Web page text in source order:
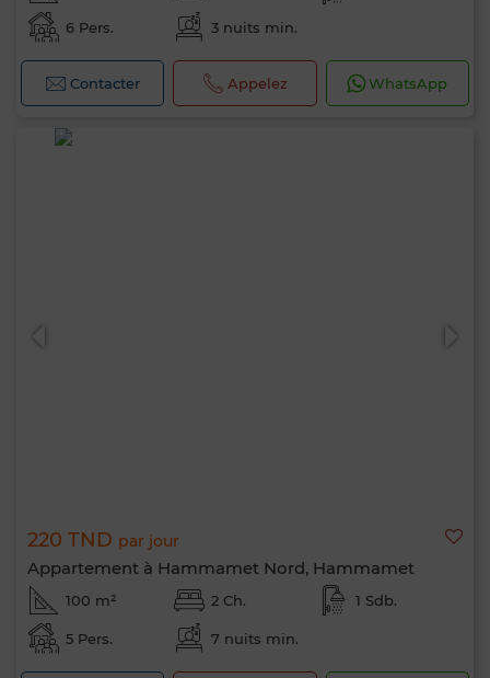
6 Pers. 3 nuits min.
Contacter Appelez WhatsApp
220 TND par jour
Appartement à Hammamet Nord, Hammamet
100 m² 2 Ch. 1 Sdb.
5 Pers. 7 nuits min.